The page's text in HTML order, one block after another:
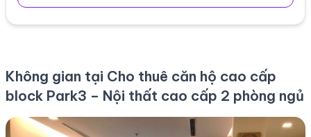
Không gian tại Cho thuê căn hộ cao cấp
block Park3 – Nội thất cao cấp 2 phòng ngủ